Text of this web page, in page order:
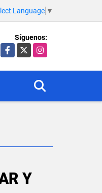
Language ▼
Síguenos:
Facebook
X Instagram
Y